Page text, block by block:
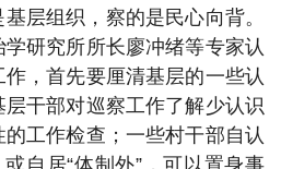
层组织，察的是民心向背。
研究所所长廖冲绪等专家认
，首先要厘清基层的一些认
干部对巡察工作了解少认识
工作检查；一些村干部自认
自居“体制外”，可以置身事